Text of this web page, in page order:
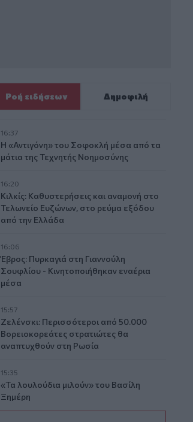
Ροή ειδήσεων Δημοφιλή
16:37
Η «Αντιγόνη» του Σοφοκλή μέσα από τα
μάτια της Τεχνητής Νοημοσύνης
16:20
Κιλκίς: Καθυστερήσεις και αναμονή στο
Τελωνείο Ευζώνων, στο ρεύμα εξόδου
από την Ελλάδα
16:06
Έβρος: Πυρκαγιά στη Γιαννούλη
Σουφλίου - Κινητοποιήθηκαν εναέρια
μέσα
15:57
Ζελένσκι: Περισσότεροι από 50.000
Βορειοκορεάτες στρατιώτες θα
αναπτυχθούν στη Ρωσία
15:35
«Τα λουλούδια μιλούν» του Βασίλη
Ξημέρη